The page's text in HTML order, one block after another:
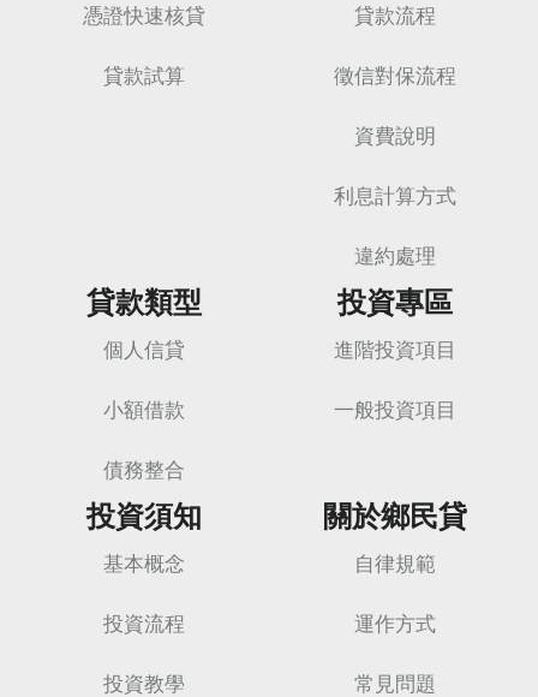
憑證快速核貸
貸款試算
貸款流程
徵信對保流程
資費說明
利息計算方式
違約處理
貸款類型
個人信貸
小額借款
債務整合
投資專區
進階投資項目
一般投資項目
投資須知
基本概念
投資流程
投資教學
關於鄉民貸
自律規範
運作方式
常見問題